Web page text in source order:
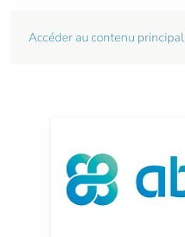
Accéder au contenu principal